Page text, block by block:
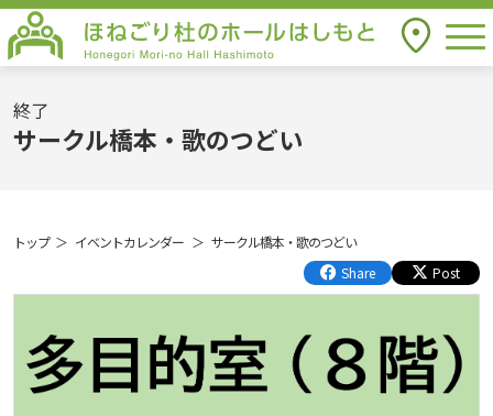
ほねごり杜のホールはしもと Honegori
Mori-no Hall Hashimoto
アクセス
終了
サークル橋本・歌のつどい
トップ イベントカレンダー
サークル橋本・歌のつどい
Share
Post